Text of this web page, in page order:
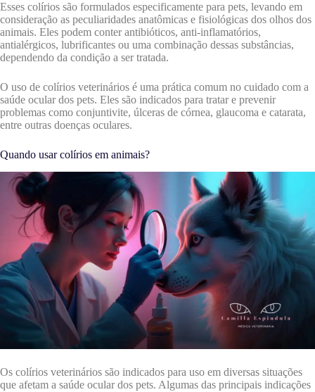
Esses colírios são formulados especificamente para pets, levando em
consideração as peculiaridades anatômicas e fisiológicas dos olhos dos
animais. Eles podem conter antibióticos, anti-inflamatórios,
antialérgicos, lubrificantes ou uma combinação dessas substâncias,
dependendo da condição a ser tratada.
O uso de colírios veterinários é uma prática comum no cuidado com a
saúde ocular dos pets. Eles são indicados para tratar e prevenir
problemas como conjuntivite, úlceras de córnea, glaucoma e catarata,
entre outras doenças oculares.
Quando usar colírios em animais?
Os colírios veterinários são indicados para uso em diversas situações
que afetam a saúde ocular dos pets. Algumas das principais indicações